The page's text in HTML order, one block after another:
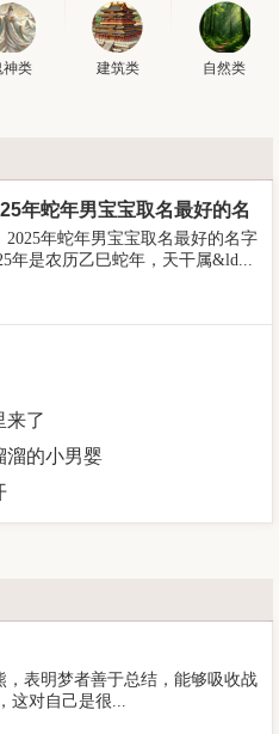
神类 建筑类 自然类
年蛇年男宝宝取名最好的名
2025年蛇年男宝宝取名最好的名字
年是农历乙巳蛇年，天干属&ld...
来了
溜的小男婴
，表明梦者善于总结，能够吸收战
这对自己是很...